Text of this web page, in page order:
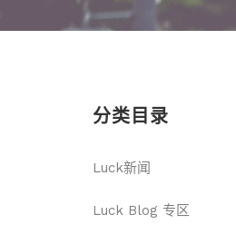
分类目录
Luck新闻
Luck Blog 专区